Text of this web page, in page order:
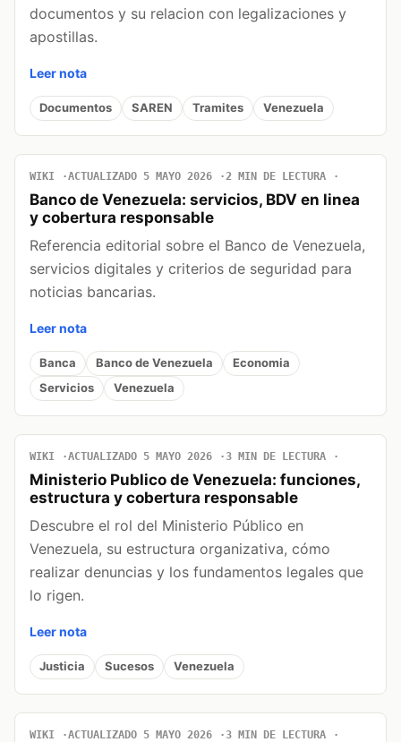
documentos y su relacion con legalizaciones y
apostillas.
Leer nota
Documentos SAREN Tramites Venezuela
WIKI ACTUALIZADO 5 MAYO 2026 2 MIN DE LECTURA
Banco de Venezuela: servicios, BDV en linea
y cobertura responsable
Referencia editorial sobre el Banco de Venezuela,
servicios digitales y criterios de seguridad para
noticias bancarias.
Leer nota
Banca Banco de Venezuela
Economia
Servicios
Venezuela
WIKI ACTUALIZADO 5 MAYO 2026 3 MIN DE LECTURA
Ministerio Publico de Venezuela: funciones,
estructura y cobertura responsable
Descubre el rol del Ministerio Público en
Venezuela, su estructura organizativa, cómo
realizar denuncias y los fundamentos legales que
lo rigen.
Leer nota
Justicia Sucesos Venezuela
WIKI ACTUALIZADO 5 MAYO 2026 3 MIN DE LECTURA